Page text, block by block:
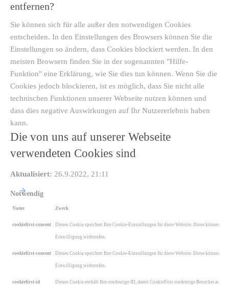
entfernen?
Sie können sich für alle außer den notwendigen Cookies
entscheiden. In den Einstellungen des Browsers können Sie die
Einstellungen so ändern, dass Cookies blockiert werden. In den
meisten Browsern finden Sie in der sogenannten "Hilfe-
Funktion" eine Erklärung, wie Sie dies tun können. Wenn Sie die
Cookies jedoch blockieren, ist es möglich, dass Sie nicht alle
technischen Funktionen unserer Webseite nutzen können und
dass dies negative Auswirkungen auf Ihr Nutzererlebnis haben
kann.
Die von uns auf unserer Webseite
verwendeten Cookies sind
Aktualisiert: 26.9.2022, 21:11
Notwendig
Name Zweck
cookiefirst-consent Dieses Cookie speichert Ihre Cookie-Einstellungen für diese Website. Diese können Sie
Einwilligung widerrufen.
cookiefirst-consent Dieses Cookie speichert Ihre Cookie-Einstellungen für diese Website. Diese können Sie
Einwilligung widerrufen.
cookiefirst-id Dieses Cookie enthält Ihre eindeutige ID, damit CookieFirst eindeutige Besucher auf